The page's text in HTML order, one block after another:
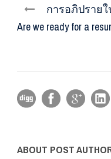
การอภิปรายใน
Are we ready for a
ABOUT POST